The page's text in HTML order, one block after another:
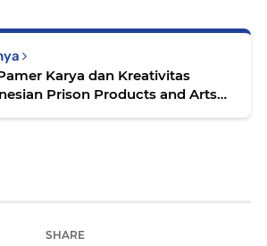
Karya dan Kreativitas
Prison Products and Arts
SHARE